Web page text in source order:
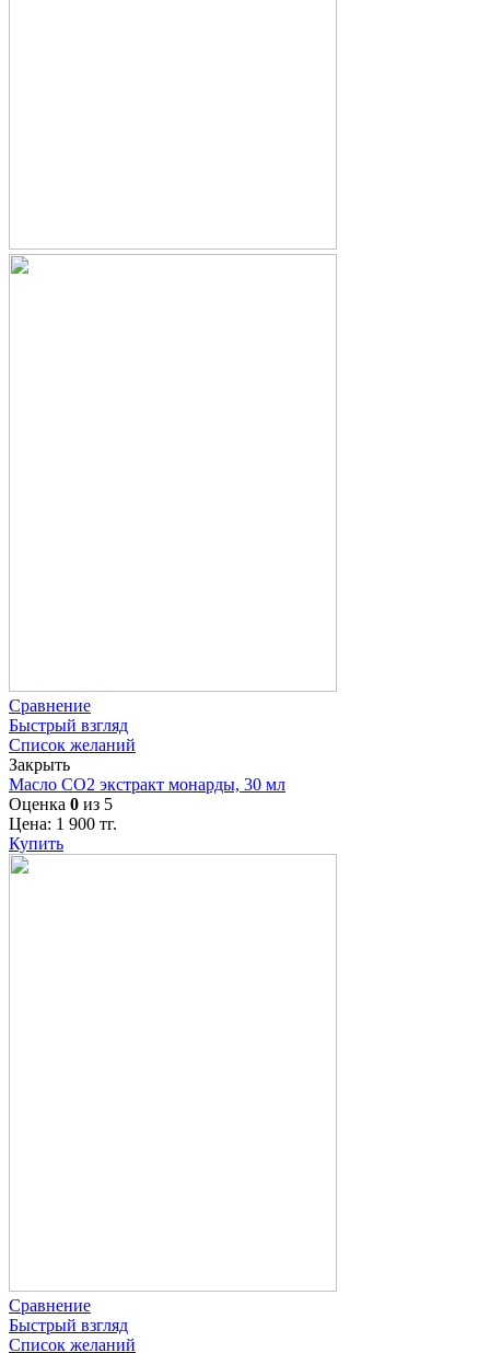
Сравнение
Быстрый взгляд
Список желаний
Закрыть
Масло СО2 экстракт монарды, 30 мл
Оценка 0 из 5
Цена: 1 900 тг.
Купить
Сравнение
Быстрый взгляд
Список желаний